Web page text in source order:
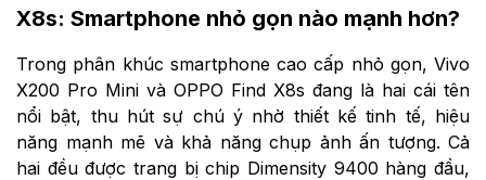
X8s: Smartphone nhỏ gọn nào mạnh hơn?
Trong phân khúc smartphone cao cấp nhỏ gọn, Vivo
X200 Pro Mini và OPPO Find X8s đang là hai cái tên
nổi bật, thu hút sự chú ý nhờ thiết kế tinh tế, hiệu
năng mạnh mẽ và khả năng chụp ảnh ấn tượng. Cả
hai đều được trang bị chip Dimensity 9400 hàng đầu,